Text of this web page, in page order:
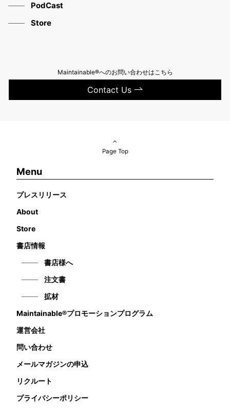
PodCast
Store
Maintainable®へのお問い合わせはこちら
Contact Us
Page Top
Menu
プレスリリース
About
Store
書店情報
書店様へ
注文書
拡材
Maintainable®プロモーションプログラム
運営会社
問い合わせ
メールマガジンの申込
リクルート
プライバシーポリシー